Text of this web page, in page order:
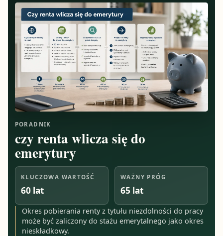
PORADNIK
czy renta wlicza się do
emerytury
KLUCZOWA WARTOŚĆ
60 lat
WAŻNY PRÓG
65 lat
Okres pobierania renty z tytułu niezdolności do pracy
może być zaliczony do stażu emerytalnego jako okres
nieskładkowy.